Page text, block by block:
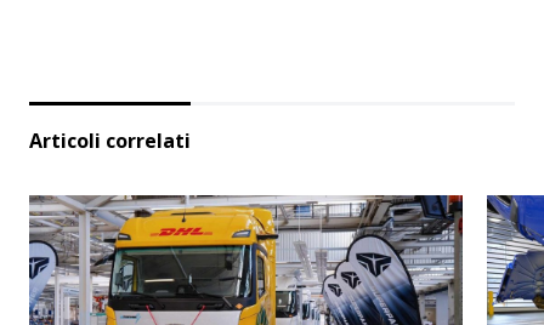
Articoli correlati